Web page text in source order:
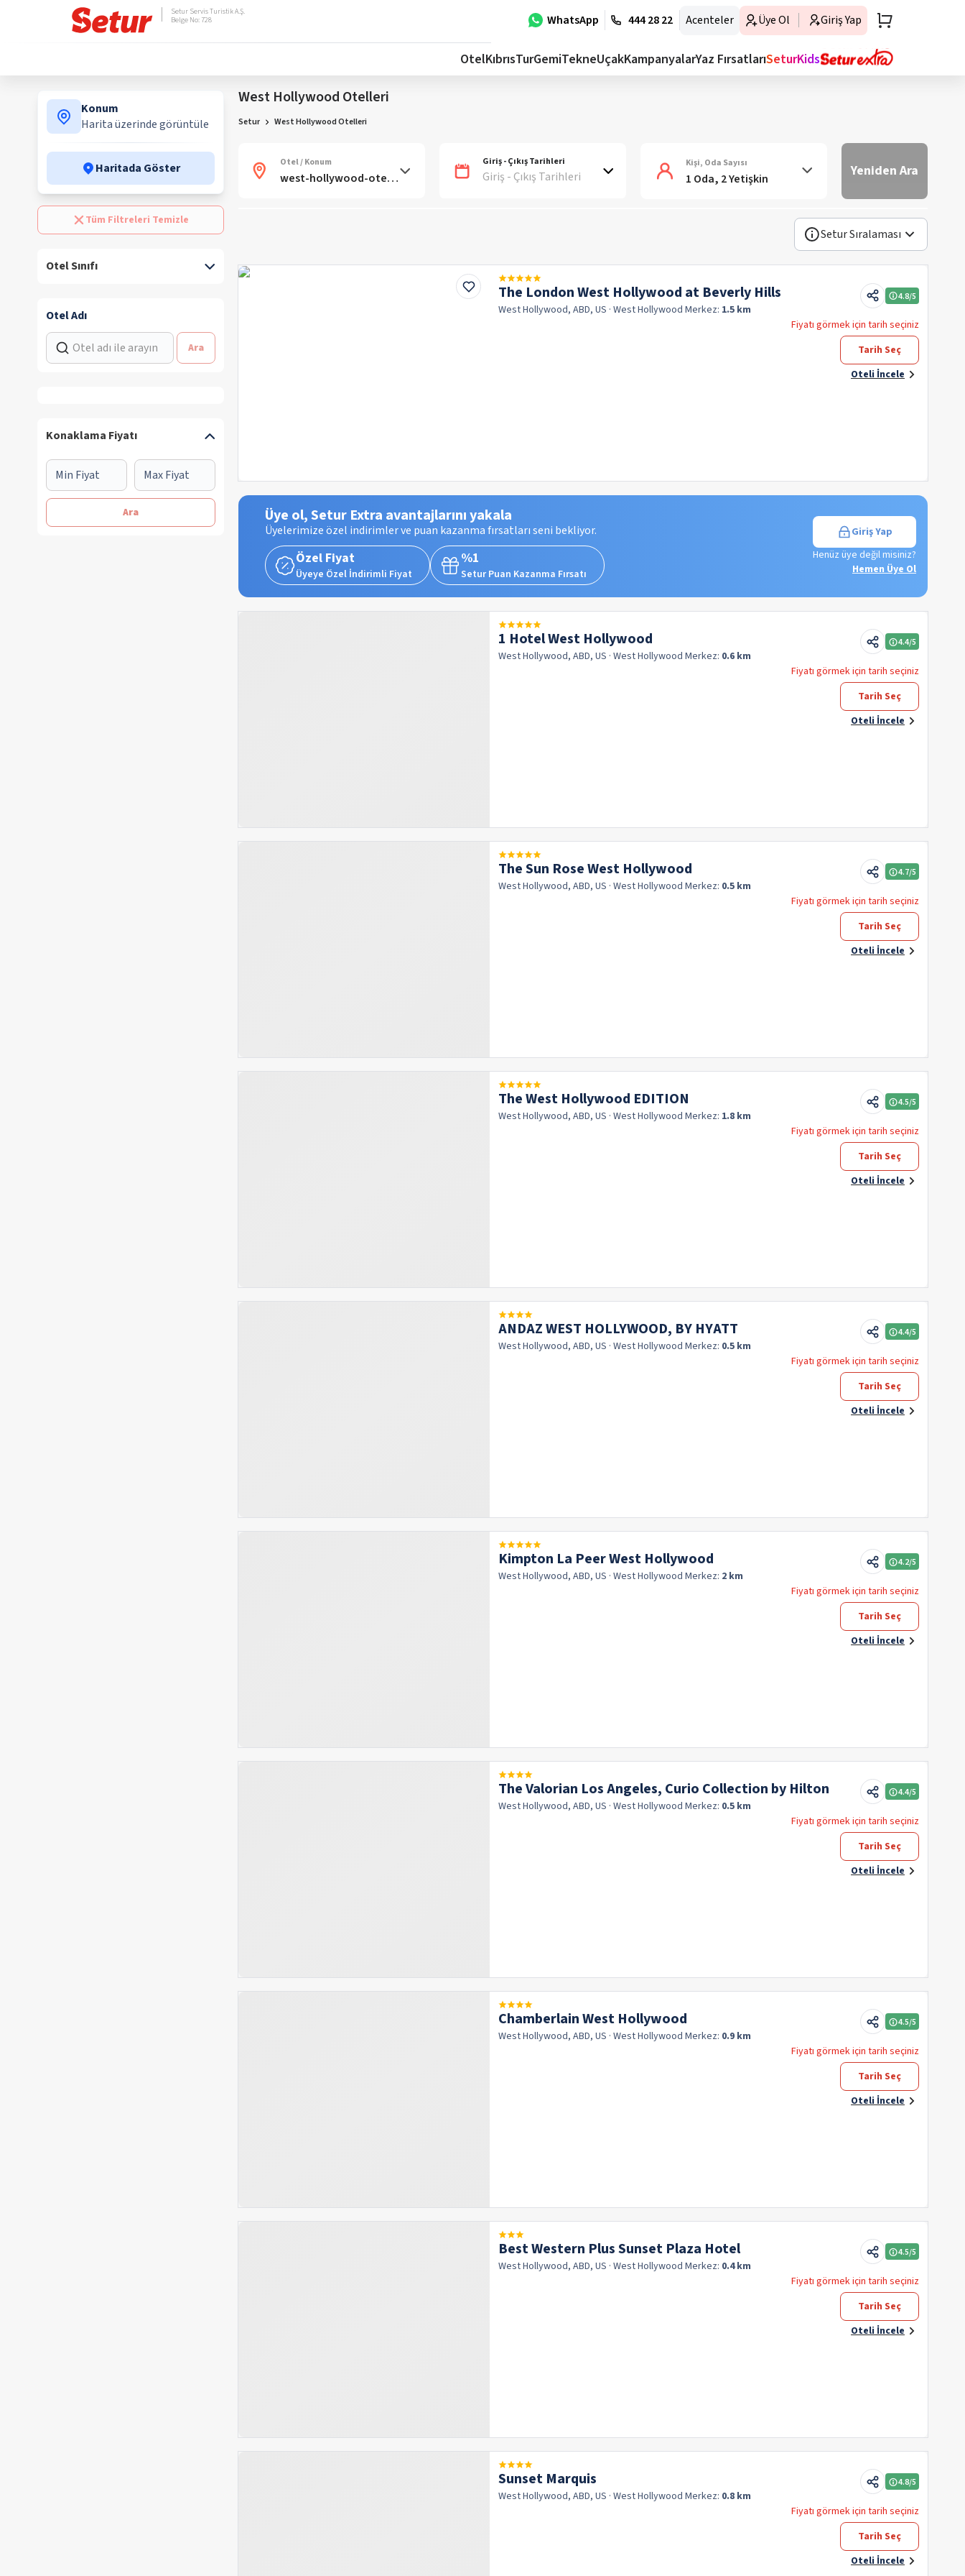
WhatsApp 444 28 22 Acenteler Üye Ol Giriş Yap
Setur Servis Turistik A.Ş.
Belge No: 728
OtelKıbrısTurGemiTekneUçakKampanyalarYaz FırsatlarıSeturKids
Konum
Harita üzerinde görüntüle
Haritada Göster
Tüm Filtreleri Temizle
Otel Sınıfı
Otel Adı
Ara
Konaklama Fiyatı
Ara
West Hollywood Otelleri
Setur West Hollywood Otelleri
Otel / Konum Giriş - Çıkış Tarihleri
Giriş - Çıkış Tarihleri
Kişi, Oda Sayısı
1 Oda, 2 Yetişkin Yeniden Ara
Setur Sıralaması
The London West Hollywood at Beverly Hills
West Hollywood, ABD, US · West Hollywood Merkez: 1.5 km
4.8/5
Fiyatı görmek için tarih seçiniz
Tarih Seç
Oteli İncele
Üye ol, Setur Extra avantajlarını yakala
Üyelerimize özel indirimler ve puan kazanma fırsatları seni bekliyor.
Özel Fiyat
Üyeye Özel İndirimli Fiyat
%1
Setur Puan Kazanma Fırsatı
Giriş Yap
Henüz üye değil misiniz?
Hemen Üye Ol
1 Hotel West Hollywood
West Hollywood, ABD, US · West Hollywood Merkez: 0.6 km
4.4/5
Fiyatı görmek için tarih seçiniz
Tarih Seç
Oteli İncele
The Sun Rose West Hollywood
West Hollywood, ABD, US · West Hollywood Merkez: 0.5 km
4.7/5
Fiyatı görmek için tarih seçiniz
Tarih Seç
Oteli İncele
The West Hollywood EDITION
West Hollywood, ABD, US · West Hollywood Merkez: 1.8 km
4.5/5
Fiyatı görmek için tarih seçiniz
Tarih Seç
Oteli İncele
ANDAZ WEST HOLLYWOOD, BY HYATT
West Hollywood, ABD, US · West Hollywood Merkez: 0.5 km
4.4/5
Fiyatı görmek için tarih seçiniz
Tarih Seç
Oteli İncele
Kimpton La Peer West Hollywood
West Hollywood, ABD, US · West Hollywood Merkez: 2 km
4.2/5
Fiyatı görmek için tarih seçiniz
Tarih Seç
Oteli İncele
The Valorian Los Angeles, Curio Collection by Hilton
West Hollywood, ABD, US · West Hollywood Merkez: 0.5 km
4.4/5
Fiyatı görmek için tarih seçiniz
Tarih Seç
Oteli İncele
Chamberlain West Hollywood
West Hollywood, ABD, US · West Hollywood Merkez: 0.9 km
4.5/5
Fiyatı görmek için tarih seçiniz
Tarih Seç
Oteli İncele
Best Western Plus Sunset Plaza Hotel
West Hollywood, ABD, US · West Hollywood Merkez: 0.4 km
4.5/5
Fiyatı görmek için tarih seçiniz
Tarih Seç
Oteli İncele
Sunset Marquis
West Hollywood, ABD, US · West Hollywood Merkez: 0.8 km
4.8/5
Fiyatı görmek için tarih seçiniz
Tarih Seç
Oteli İncele